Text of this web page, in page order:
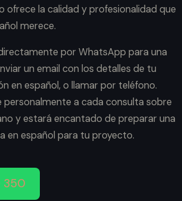
ofrece la calidad y profesionalidad que
merece.
por WhatsApp para una
un email con los detalles de tu
en español, o llamar por teléfono.
personalmente a cada consulta sobre
y estará encantado de preparar una
en español para tu proyecto.
350